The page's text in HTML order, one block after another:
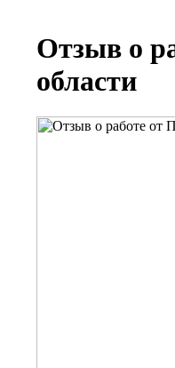
Отзыв о
области